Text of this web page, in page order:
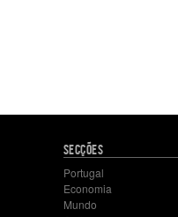
SECÇÕES
Portugal
Economia
Mundo